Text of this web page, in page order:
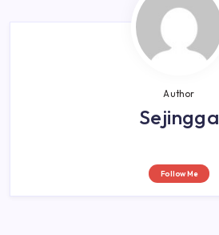
Author
Sejingga
Follow Me